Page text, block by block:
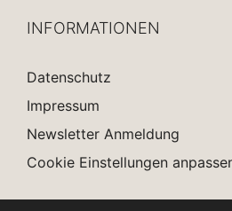
INFORMATIONEN
Datenschutz
Impressum
Newsletter Anmeldung
Cookie Einstellungen